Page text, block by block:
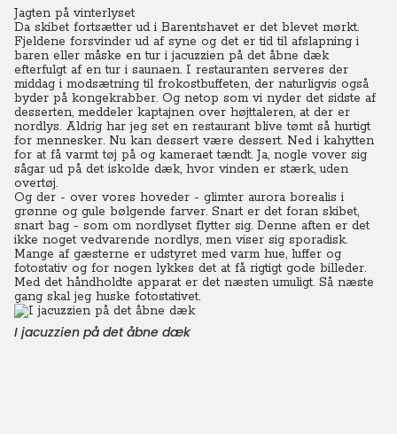
Jagten på vinterlyset
Da skibet fortsætter ud i Barentshavet er det blevet mørkt.
Fjeldene forsvinder ud af syne og det er tid til afslapning i
baren eller måske en tur i jacuzzien på det åbne dæk
efterfulgt af en tur i saunaen. I restauranten serveres der
middag i modsætning til frokostbuffeten, der naturligvis også
byder på kongekrabber. Og netop som vi nyder det sidste af
desserten, meddeler kaptajnen over højttaleren, at der er
nordlys. Aldrig har jeg set en restaurant blive tømt så hurtigt
for mennesker. Nu kan dessert være dessert. Ned i kahytten
for at få varmt tøj på og kameraet tændt. Ja, nogle vover sig
sågar ud på det iskolde dæk, hvor vinden er stærk, uden
overtøj.
Og der - over vores hoveder - glimter aurora borealis i
grønne og gule bølgende farver. Snart er det foran skibet,
snart bag - som om nordlyset flytter sig. Denne aften er det
ikke noget vedvarende nordlys, men viser sig sporadisk.
Mange af gæsterne er udstyret med varm hue, luffer og
fotostativ og for nogen lykkes det at få rigtigt gode billeder.
Med det håndholdte apparat er det næsten umuligt. Så næste
gang skal jeg huske fotostativet.
I jacuzzien på det åbne dæk